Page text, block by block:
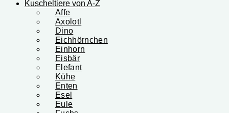
Kuscheltiere von A-Z
Affe
Axolotl
Dino
Eichhörnchen
Einhorn
Eisbär
Elefant
Kühe
Enten
Esel
Eule